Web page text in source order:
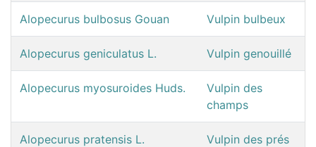
Alopecurus bulbosus Gouan Vulpin bulbeux
Alopecurus geniculatus L. Vulpin genouillé
Alopecurus myosuroides Huds.
Vulpin des
champs
Alopecurus pratensis L. Vulpin des prés